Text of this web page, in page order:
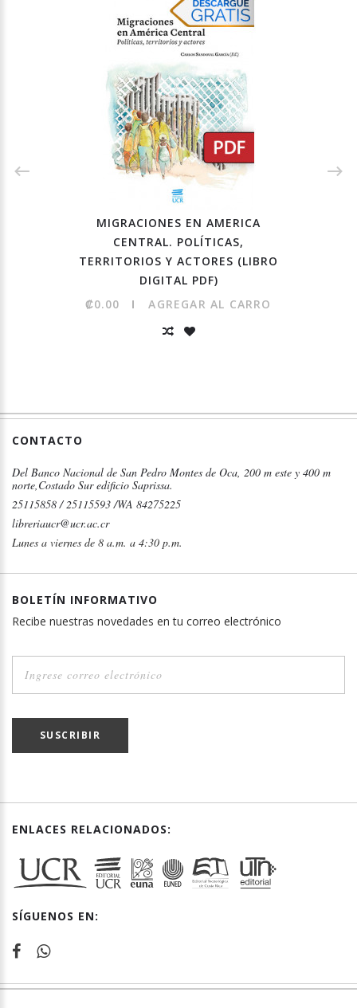
MIGRACIONES EN AMERICA
CENTRAL. POLÍTICAS,
TERRITORIOS Y ACTORES (LIBRO
DIGITAL PDF)
₡0.00
AGREGAR AL CARRO
CONTACTO
Del Banco Nacional de San Pedro Montes de Oca, 200 m este y 400 m
norte,Costado Sur edificio Saprissa.
25115858 / 25115593 /WA 84275225
libreriaucr@ucr.ac.cr
Lunes a viernes de 8 a.m. a 4:30 p.m.
BOLETÍN INFORMATIVO
Recibe nuestras novedades en tu correo electrónico
SUSCRIBIR
ENLACES RELACIONADOS:
SÍGUENOS EN: